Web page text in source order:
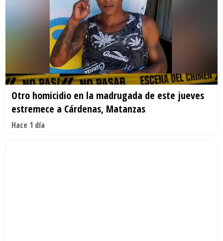
Otro homicidio en la madrugada de este jueves
estremece a Cárdenas, Matanzas
Hace 1 día